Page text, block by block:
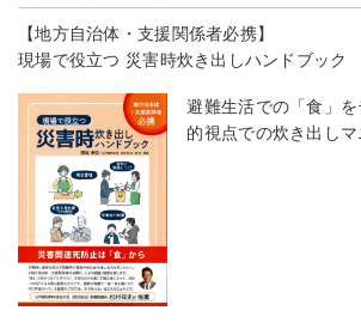
【地方自治体・支援関係者必携】
現場で役立つ 災害時炊き出しハンドブック
避難生活での「食」
的視点での炊き出し